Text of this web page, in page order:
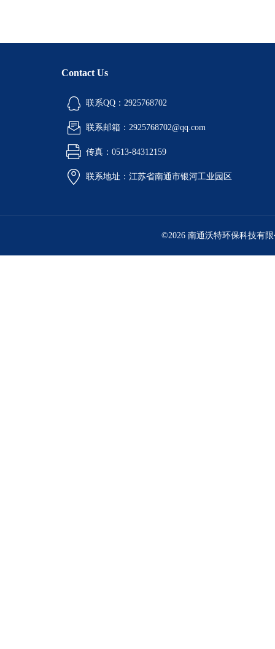
Contact Us
联系QQ：2925768702
联系邮箱：2925768702@qq.com
传真：0513-84312159
联系地址：江苏省南通市银河工业园区
©2026 南通沃特环保科技有